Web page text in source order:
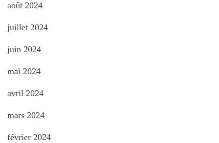
août 2024
juillet 2024
juin 2024
mai 2024
avril 2024
mars 2024
février 2024